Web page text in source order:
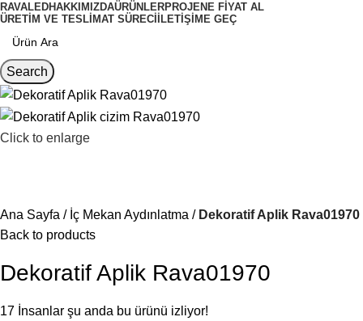
RAVALEDHAKKIMIZDAÜRÜNLERPROJENE FIYAT AL
ÜRETIM VE TESLIMAT SÜRECI
İLETIŞIME GEÇ
Search
Click to enlarge
Ana Sayfa İç Mekan Aydınlatma
Dekoratif Aplik Rava01970
Back to products
Dekoratif Aplik Rava01970
17 İnsanlar şu anda bu ürünü izliyor!